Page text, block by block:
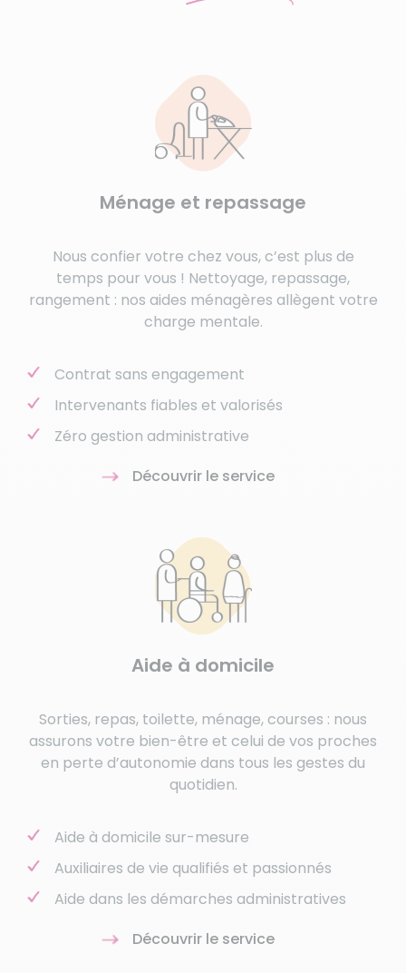
Ménage et repassage
Nous confier votre chez vous, c’est plus de
temps pour vous ! Nettoyage, repassage,
rangement : nos aides ménagères allègent votre
charge mentale.
Contrat sans engagement
Intervenants fiables et valorisés
Zéro gestion administrative
Découvrir le service
Aide à domicile
Sorties, repas, toilette, ménage, courses : nous
assurons votre bien-être et celui de vos proches
en perte d’autonomie dans tous les gestes du
quotidien.
Aide à domicile sur-mesure
Auxiliaires de vie qualifiés et passionnés
Aide dans les démarches administratives
Découvrir le service